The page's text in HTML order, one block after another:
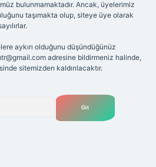
bulunmamaktadır. Ancak, üyelerimiz
taşımakta olup, siteye üye olarak
aykırı olduğunu düşündüğünüz
adresine bildirmeniz halinde,
sitemizden kaldırılacaktır.